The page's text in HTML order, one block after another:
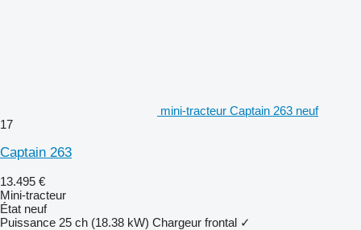
mini-tracteur Captain 263 neuf
17
Captain 263
13.495 €
Mini-tracteur
État neuf
Puissance 25 ch (18.38 kW) Chargeur frontal ✓